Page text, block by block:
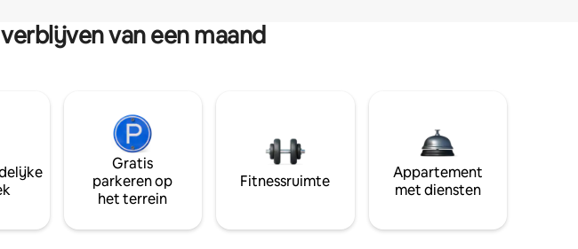
van een maand
Gratis
parkeren op
het terrein
Fitnessruimte
Appartement
met diensten